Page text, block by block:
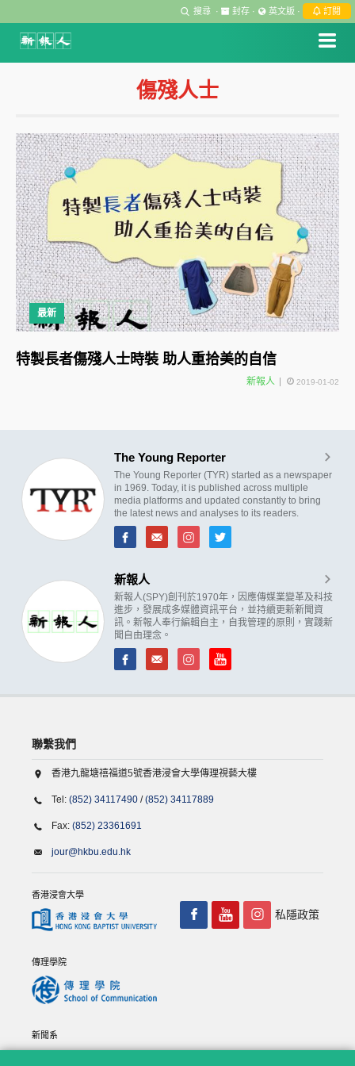
搜尋 · 封存 · 英文版 · 訂閱
傷殘人士
最新
特製長者傷殘人士時裝 助人重拾美的自信
新報人 2019-01-02
The Young Reporter
The Young Reporter (TYR) started as a newspaper
in 1969. Today, it is published across multiple
media platforms and updated constantly to bring
the latest news and analyses to its readers.
新報人
新報人(SPY)創刊於1970年，因應傳媒業變革及科技
進步，發展成多媒體資訊平台，並持續更新新聞資
訊。新報人奉行編輯自主，自我管理的原則，實踐新
聞自由理念。
聯繫我們
香港九龍塘禧福道5號香港浸會大學傳理視藝大樓
Tel: (852) 34117490 /(852) 34117889
Fax: (852) 23361691
jour@hkbu.edu.hk
香港浸會大學
傳理學院
新聞系
私隱政策